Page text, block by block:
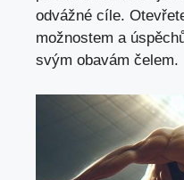
odvážné cíle.
možnostem a
svým obavám čelem.